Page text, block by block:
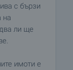
с бързи
на
ли ще
имоти е